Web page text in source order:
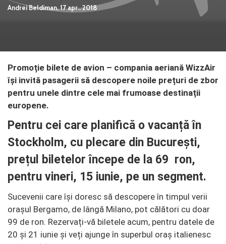
Andrei Beldiman,17 apr.. 2018
Promoție bilete de avion – compania aeriană WizzAir
își invită pasagerii să descopere noile prețuri de zbor
pentru unele dintre cele mai frumoase destinații
europene.
Pentru cei care planifică o vacanță în
Stockholm, cu plecare din București,
prețul biletelor începe de la 69 ron,
pentru vineri, 15 iunie, pe un segment.
Sucevenii care își doresc să descopere în timpul verii
orașul Bergamo, de lângă Milano, pot călători cu doar
99 de ron. Rezervați-vă biletele acum, pentru datele de
20 și 21 iunie și veți ajunge în superbul oraș italienesc